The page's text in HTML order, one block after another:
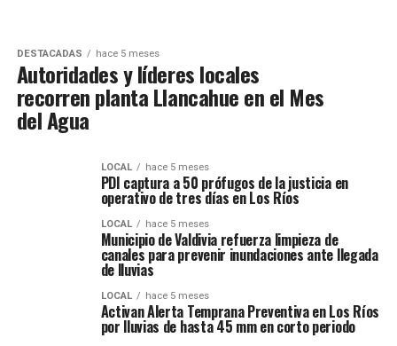
DESTACADAS hace 5 meses
Autoridades y líderes locales
recorren planta Llancahue en el Mes
del Agua
LOCAL hace 5 meses
PDI captura a 50 prófugos de la justicia en
operativo de tres días en Los Ríos
LOCAL hace 5 meses
Municipio de Valdivia refuerza limpieza de
canales para prevenir inundaciones ante llegada
de lluvias
LOCAL hace 5 meses
Activan Alerta Temprana Preventiva en Los Ríos
por lluvias de hasta 45 mm en corto periodo